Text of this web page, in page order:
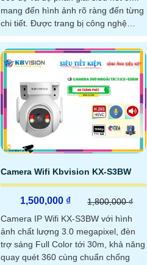
mang đến hình ảnh rõ ràng đến từng
chi tiết. Được trang bị công nghệ
hồng ngoại 30m và ánh sáng kép Full
Color camera quan sát cả ngày lẫn
đêm với màu sắc sống động
Camera Wifi Kbvision KX-S3BW
1,500,000 ₫
1,800,000 ₫
Camera IP Wifi KX-S3BW với hình
ảnh chất lượng 3.0 megapixel, đèn
trợ sáng Full Color tới 30m, khả năng
quay quét 360 cùng chuẩn chống